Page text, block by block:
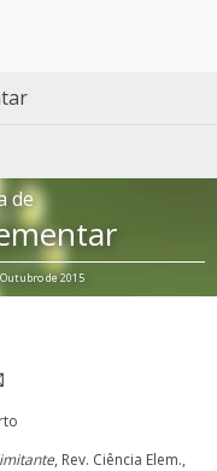
de
de 2015
, Rev. Ciência Elem.,